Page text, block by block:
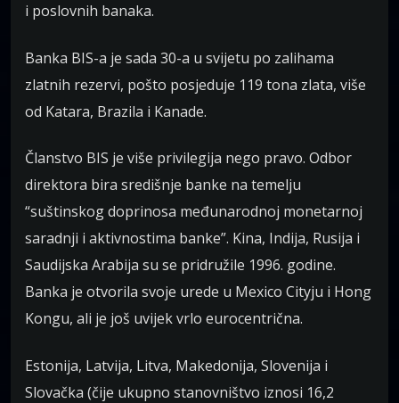
i poslovnih banaka.
Banka BIS-a je sada 30-a u svijetu po zalihama
zlatnih rezervi, pošto posjeduje 119 tona zlata, više
od Katara, Brazila i Kanade.
Članstvo BIS je više privilegija nego pravo. Odbor
direktora bira središnje banke na temelju
“suštinskog doprinosa međunarodnoj monetarnoj
saradnji i aktivnostima banke”. Kina, Indija, Rusija i
Saudijska Arabija su se pridružile 1996. godine.
Banka je otvorila svoje urede u Mexico Cityju i Hong
Kongu, ali je još uvijek vrlo eurocentrična.
Estonija, Latvija, Litva, Makedonija, Slovenija i
Slovačka (čije ukupno stanovništvo iznosi 16,2